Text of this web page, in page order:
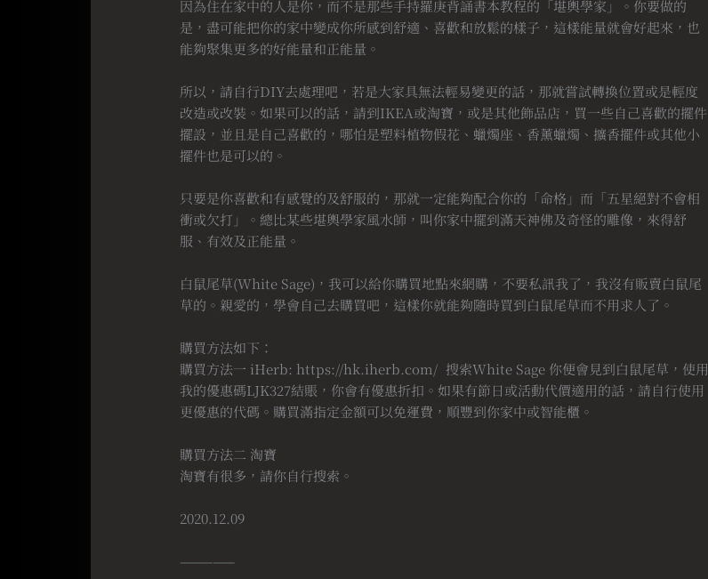
因為住在家中的人是你，而不是那些手持羅庚背誦書本教程的「堪輿學家」。你要做的
是，盡可能把你的家中變成你所感到舒適、喜歡和放鬆的樣子，這樣能量就會好起來，也
能夠聚集更多的好能量和正能量。
所以，請自行DIY去處理吧，若是大家具無法輕易變更的話，那就嘗試轉換位置或是輕度
改造或改裝。如果可以的話，請到IKEA或淘寶，或是其他飾品店，買一些自己喜歡的擺件
擺設，並且是自己喜歡的，哪怕是塑料植物假花、蠟燭座、香薰蠟燭、擴香擺件或其他小
擺件也是可以的。
只要是你喜歡和有感覺的及舒服的，那就一定能夠配合你的「命格」而「五星絕對不會相
衝或欠打」。總比某些堪輿學家風水師，叫你家中擺到滿天神佛及奇怪的雕像，來得舒
服、有效及正能量。
白鼠尾草(White Sage)，我可以給你購買地點來網購，不要私訊我了，我沒有販賣白鼠尾
草的。親愛的，學會自己去購買吧，這樣你就能夠隨時買到白鼠尾草而不用求人了。
購買方法如下：
購買方法一 iHerb: https://hk.iherb.com/ 搜索White Sage 你便會見到白鼠尾草，使用
我的優惠碼LJK327結賬，你會有優惠折扣。如果有節日或活動代價適用的話，請自行使用
更優惠的代碼。購買滿指定金額可以免運費，順豐到你家中或智能櫃。
購買方法二 淘寶
淘寶有很多，請你自行搜索。
2020.12.09
—————